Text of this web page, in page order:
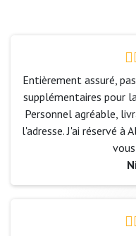
Entièrement assuré,
supplémentaires pour
Personnel agréable,
l'adresse. J'ai réservé à